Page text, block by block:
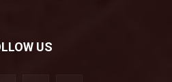
US